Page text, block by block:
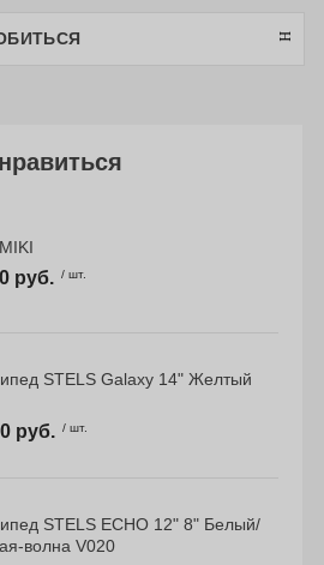
руб. / шт.
STELS Galaxy 14" Желтый
руб. / шт.
STELS ECHO 12" 8" Белый/
волна V020